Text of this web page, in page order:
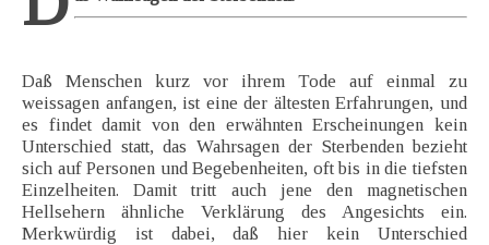
Daß Menschen kurz vor ihrem Tode auf einmal zu
weissagen anfangen, ist eine der ältesten Erfahrungen, und
es findet damit von den erwähnten Erscheinungen kein
Unterschied statt, das Wahrsagen der Sterbenden bezieht
sich auf Personen und Begebenheiten, oft bis in die tiefsten
Einzelheiten. Damit tritt auch jene den magnetischen
Hellsehern ähnliche Verklärung des Angesichts ein.
Merkwürdig ist dabei, daß hier kein Unterschied